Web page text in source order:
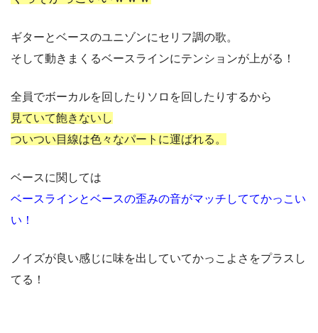
ギターとベースのユニゾンにセリフ調の歌。
そして動きまくるベースラインにテンションが上がる！
全員でボーカルを回したりソロを回したりするから
見ていて飽きないし
ついつい目線は色々なパートに運ばれる。
ベースに関しては
ベースラインとベースの歪みの音がマッチしててかっこい
い！
ノイズが良い感じに味を出していてかっこよさをプラスし
てる！